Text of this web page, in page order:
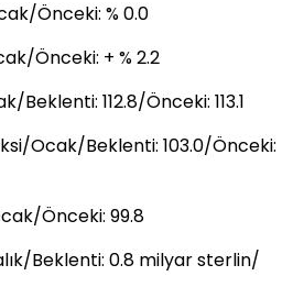
Önceki: % 0.0
Önceki: + % 2.2
112.8/Önceki: 113.1
Ocak/Beklenti: 103.0/Önceki:
Önceki: 99.8
Beklenti: 0.8 milyar sterlin/